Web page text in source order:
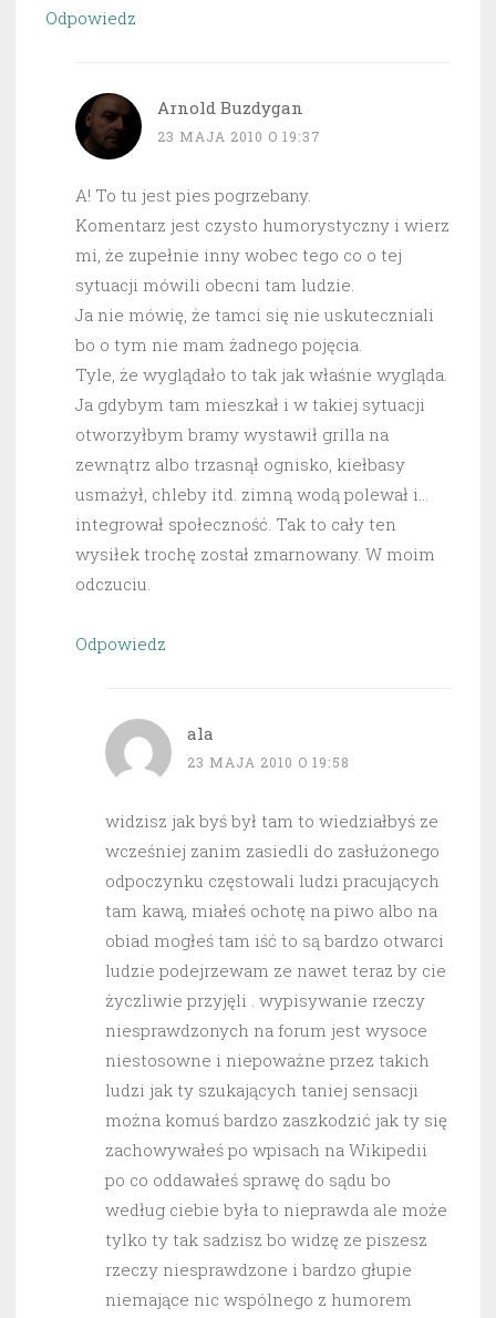
Odpowiedz
Arnold Buzdygan
23 MAJA 2010 O 19:37
A! To tu jest pies pogrzebany.
Komentarz jest czysto humorystyczny i wierz
mi, że zupełnie inny wobec tego co o tej
sytuacji mówili obecni tam ludzie.
Ja nie mówię, że tamci się nie uskuteczniali
bo o tym nie mam żadnego pojęcia.
Tyle, że wyglądało to tak jak właśnie wygląda.
Ja gdybym tam mieszkał i w takiej sytuacji
otworzyłbym bramy wystawił grilla na
zewnątrz albo trzasnął ognisko, kiełbasy
usmażył, chleby itd. zimną wodą polewał i…
integrował społeczność. Tak to cały ten
wysiłek trochę został zmarnowany. W moim
odczuciu.
Odpowiedz
ala
23 MAJA 2010 O 19:58
widzisz jak byś był tam to wiedziałbyś ze
wcześniej zanim zasiedli do zasłużonego
odpoczynku częstowali ludzi pracujących
tam kawą, miałeś ochotę na piwo albo na
obiad mogłeś tam iść to są bardzo otwarci
ludzie podejrzewam ze nawet teraz by cie
życzliwie przyjęli . wypisywanie rzeczy
niesprawdzonych na forum jest wysoce
niestosowne i niepoważne przez takich
ludzi jak ty szukających taniej sensacji
można komuś bardzo zaszkodzić jak ty się
zachowywałeś po wpisach na Wikipedii
po co oddawałeś sprawę do sądu bo
według ciebie była to nieprawda ale może
tylko ty tak sadzisz bo widzę ze piszesz
rzeczy niesprawdzone i bardzo głupie
niemające nic wspólnego z humorem